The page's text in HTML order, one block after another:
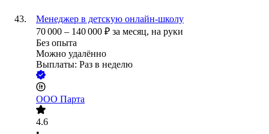
Менеджер в детскую онлайн-школу
70 000 – 140 000 ₽ за месяц, на руки
Без опыта
Можно удалённо
Выплаты: Раз в неделю
ООО Парта
4.6